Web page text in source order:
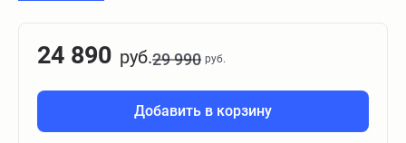
24 890 руб.29 990 руб.
Добавить в корзину